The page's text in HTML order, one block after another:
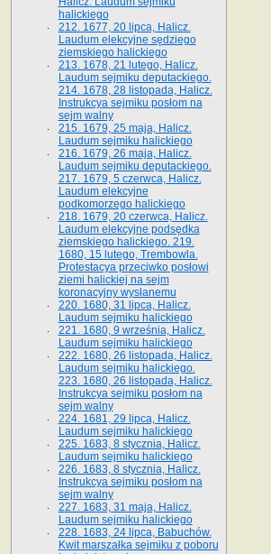
halickiego
212. 1677, 20 lipca, Halicz.
Laudum elekcyjne sędziego
ziemskiego halickiego
213. 1678, 21 lutego, Halicz.
Laudum sejmiku deputackiego.
214. 1678, 28 listopada, Halicz.
Instrukcya sejmiku posłom na
sejm walny
215. 1679, 25 maja, Halicz.
Laudum sejmiku halickiego
216. 1679, 26 maja, Halicz.
Laudum sejmiku deputackiego.
217. 1679, 5 czerwca, Halicz.
Laudum elekcyjne
podkomorzego halickiego
218. 1679, 20 czerwca, Halicz.
Laudum elekcyjne podsędka
ziemskiego halickiego. 219.
1680, 15 lutego, Trembowla.
Protestacya przeciwko posłowi
ziemi halickiej na sejm
koronacyjny wysłanemu
220. 1680, 31 lipca, Halicz.
Laudum sejmiku halickiego
221. 1680, 9 września, Halicz.
Laudum sejmiku halickiego
222. 1680, 26 listopada, Halicz.
Laudum sejmiku halickiego.
223. 1680, 26 listopada, Halicz.
Instrukcya sejmiku posłom na
sejm walny
224. 1681, 29 lipca, Halicz.
Laudum sejmiku halickiego
225. 1683, 8 stycznia, Halicz.
Laudum sejmiku halickiego
226. 1683, 8 stycznia, Halicz.
Instrukcya sejmiku posłom na
sejm walny
227. 1683, 31 maja, Halicz.
Laudum sejmiku halickiego
228. 1683, 24 lipca, Babuchów.
Kwit marszałka sejmiku z poboru